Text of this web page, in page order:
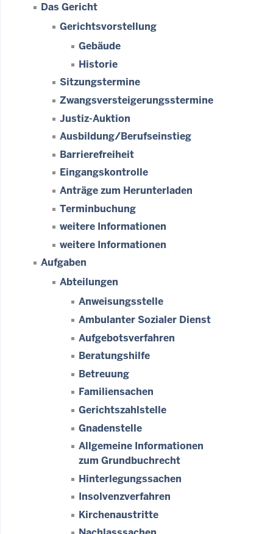
Das Gericht
Gerichtsvorstellung
Gebäude
Historie
Sitzungstermine
Zwangsversteigerungsstermine
Justiz-Auktion
Ausbildung/Berufseinstieg
Barrierefreiheit
Eingangskontrolle
Anträge zum Herunterladen
Terminbuchung
weitere Informationen
weitere Informationen
Aufgaben
Abteilungen
Anweisungsstelle
Ambulanter Sozialer Dienst
Aufgebotsverfahren
Beratungshilfe
Betreuung
Familiensachen
Gerichtszahlstelle
Gnadenstelle
Allgemeine Informationen
zum Grundbuchrecht
Hinterlegungssachen
Insolvenzverfahren
Kirchenaustritte